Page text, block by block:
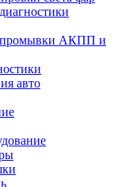
промывки АКПП и
авто